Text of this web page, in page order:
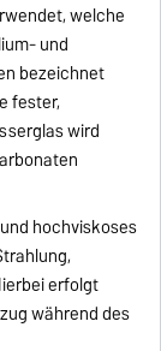
welche
und
bezeichnet
fester,
wird
hochviskoses
erfolgt
während des